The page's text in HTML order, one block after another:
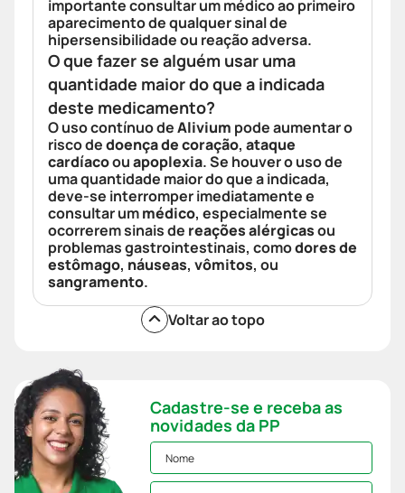
importante consultar um médico ao primeiro
aparecimento de qualquer sinal de
hipersensibilidade ou reação adversa.
O que fazer se alguém usar uma
quantidade maior do que a indicada
deste medicamento?
O uso contínuo deAlivium pode aumentar o
risco dedoença de coração, ataque
cardíacoouapoplexia. Se houver o uso de
uma quantidade maior do que a indicada,
deve-se interromper imediatamente e
consultar ummédico, especialmente se
ocorrerem sinais de reações alérgicasou
problemas gastrointestinais, comodores de
estômago, náuseas, vômitos, ou
sangramento.
Voltar ao topo
Cadastre-se e receba as
novidades da PP